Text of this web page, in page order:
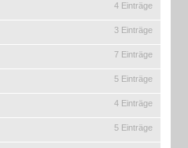
4 Einträge
3 Einträge
7 Einträge
5 Einträge
4 Einträge
5 Einträge